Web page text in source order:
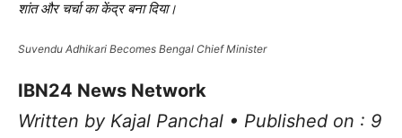
शांत और चर्चा का केंद्र बना दिया।
Suvendu Adhikari Becomes Bengal Chief Minister
IBN24 News Network
Written by Kajal Panchal • Published on : 9